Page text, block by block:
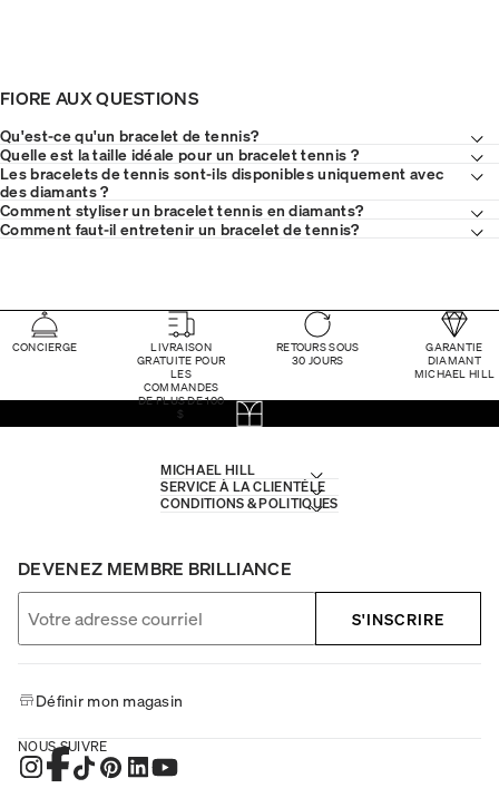
FIORE AUX QUESTIONS
Qu'est-ce qu'un bracelet de tennis?
Quelle est la taille idéale pour un bracelet tennis ?
Les bracelets de tennis sont-ils disponibles uniquement avec
des diamants ?
Comment styliser un bracelet tennis en diamants?
Comment faut-il entretenir un bracelet de tennis?
CONCIERGE
LIVRAISON
GRATUITE POUR
LES
COMMANDES
DE PLUS DE 100
$
RETOURS SOUS
30 JOURS
GARANTIE
DIAMANT
MICHAEL HILL
MICHAEL HILL
SERVICE À LA CLIENTÈLE
CONDITIONS & POLITIQUES
DEVENEZ MEMBRE BRILLIANCE
S'INSCRIRE
Définir mon magasin
NOUS SUIVRE